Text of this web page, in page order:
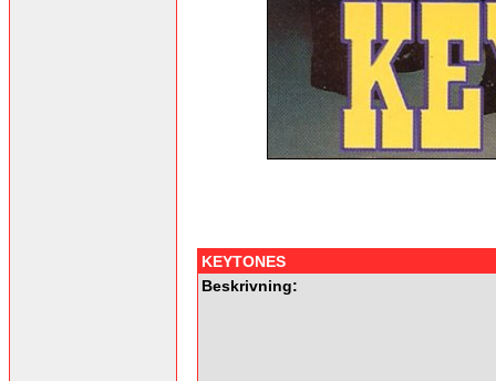
KEYTONES
Beskrivning: